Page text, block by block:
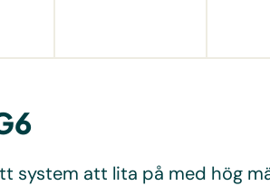
system att lita på med hög